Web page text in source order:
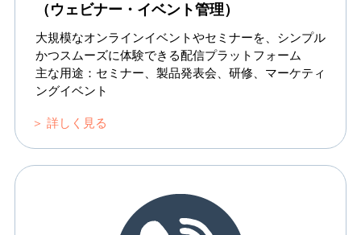
（ウェビナー・イベント管理）
大規模なオンラインイベントやセミナーを、シンプル
かつスムーズに体験できる配信プラットフォーム
主な用途：セミナー、製品発表会、研修、マーケティ
ングイベント
＞ 詳しく見る